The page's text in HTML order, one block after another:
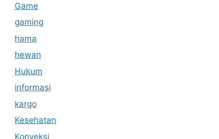
Game
gaming
hama
hewan
Hukum
informasi
kargo
Kesehatan
Konveksi